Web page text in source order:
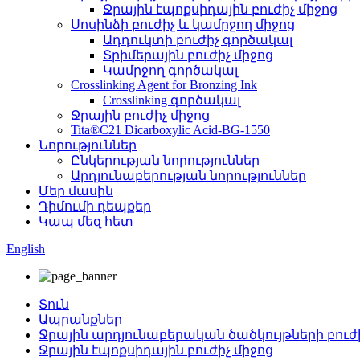
Ջրային էպոքսիդային բուժիչ միջոց
Սոսինձի բուժիչ և կամրջող միջոց
Ադդուկտի բուժիչ գործակալ
Տրիմերային բուժիչ միջոց
Կամրջող գործակալ
Crosslinking Agent for Bronzing Ink
Crosslinking գործակալ
Ջրային բուժիչ միջոց
Tita®C21 Dicarboxylic Acid-BG-1550
Նորություններ
Ընկերության նորություններ
Արդյունաբերության նորություններ
Մեր մասին
Դիմումի դեպքեր
Կապ մեզ հետ
English
Տուն
Ապրանքներ
Ջրային արդյունաբերական ծածկույթների
Ջրային էպոքսիդային բուժիչ միջոց